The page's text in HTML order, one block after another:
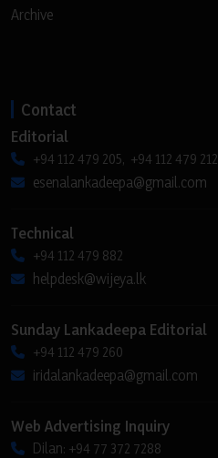
Archive
Contact
Editorial
+94 112 479 205, +94 112 479 212
esenalankadeepa@gmail.com
Technical
+94 112 479 882
helpdesk@wijeya.lk
Sunday Lankadeepa Editorial
+94 112 479 260
iridalankadeepa@gmail.com
Web Advertising Inquiry
Dilan: +94 77 372 7288